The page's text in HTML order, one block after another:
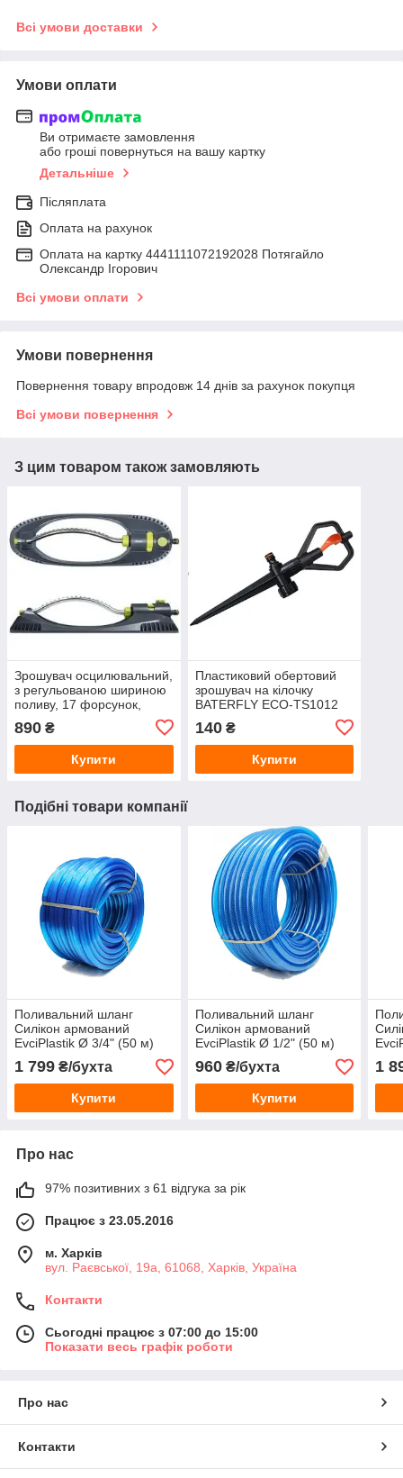
Всі умови доставки
Умови оплати
Ви отримаєте замовлення
або гроші повернуться на вашу картку
Детальніше
Післяплата
Оплата на рахунок
Оплата на картку 4441111072192028 Потягайло
Олександр Ігорович
Всі умови оплати
Умови повернення
Повернення товару впродовж 14 днів за рахунок покупця
Всі умови повернення
З цим товаром також замовляють
Зрошувач осцилювальний,
з регульованою шириною
поливу, 17 форсунок,
890 ₴
Купити
Пластиковий обертовий
зрошувач на кілочку
BATERFLY ECO-TS1012
140₴
Купити
Подібні товари компанії
Поливальний шланг
Силікон армований
EvciPlastik Ø 3/4" (50 м)
EPSA — 3/4
1 799 ₴/бухта
Купити
Поливальний шланг
Силікон армований
EvciPlastik Ø 1/2" (50 м)
EPSA — 1/2
960₴/бухта
Купити
1
Про нас
97% позитивних з 61 відгука за рік
Працює з 23.05.2016
м. Харків
вул. Раєвської, 19а, 61068, Харків, Україна
Контакти
Сьогодні працює з 07:00 до 15:00
Показати весь графік роботи
Про нас
Контакти